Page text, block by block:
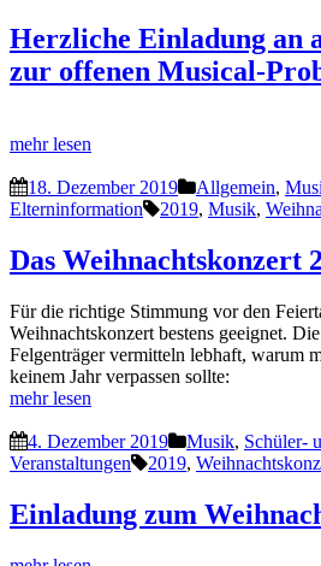
Herzliche Einladung an
zur offenen Musical-
mehr lesen
18. Dezember 2019 Allgemein,
Elterninformation
2019, Musik,
Das Weihnachtskonzert
Für die richtige Stimmung vor den
Weihnachtskonzert bestens geeignet.
Felgenträger vermitteln lebhaft, warum
keinem Jahr verpassen sollte:
mehr lesen
4. Dezember 2019 Musik, Schüler-
Veranstaltungen
2019,
Einladung zum